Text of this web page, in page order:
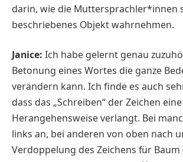
darin, wie die Muttersprachler*innen
beschriebenes Objekt wahrnehmen.
Janice: Ich habe gelernt genau
Betonung eines Wortes die ganze
verändern kann. Ich finde es auch
dass das „Schreiben“ der Zeichen
Herangehensweise verlangt. Bei
links an, bei anderen von oben nach
Verdoppelung des Zeichens für